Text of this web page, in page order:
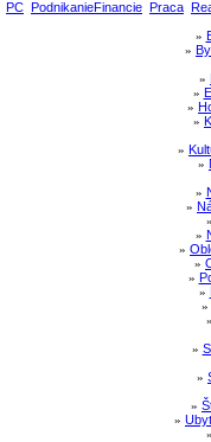
PC PodnikanieFinancie Praca
»
»
»
»
»
»
»
»
»
»
»
»
»
»
»
»
»
»
»
»